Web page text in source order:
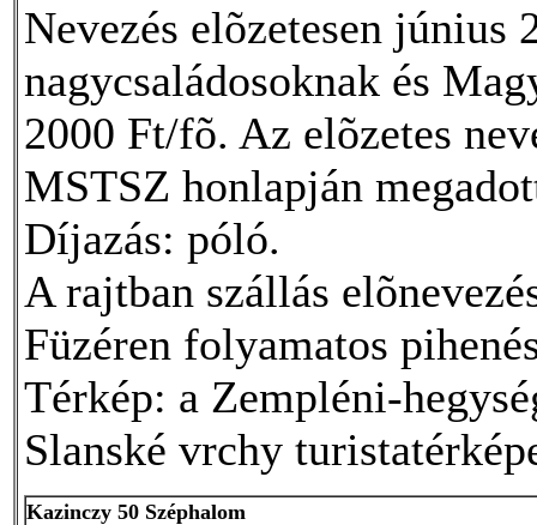
Nevezés elõzetesen
nagycsaládosoknak és
2000 Ft/fõ. Az elõzetes
MSTSZ honlapján
Díjazás: póló.
A rajtban szállás
Füzéren folyamatos
Térkép: a Zempléni-
Slanské vrchy
Kazinczy 50 Széphalom